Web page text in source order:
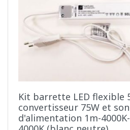
Kit barrette LED flexible
convertisseur 75W et
d'alimentation 1m-